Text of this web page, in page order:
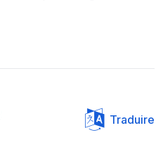
Traduire